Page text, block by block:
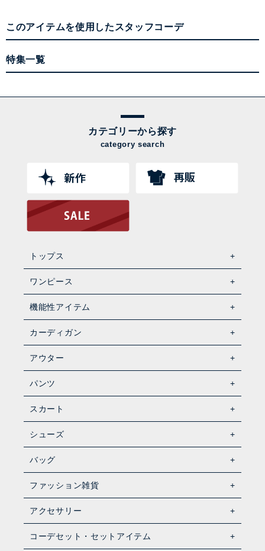
このアイテムを使用したスタッフコーデ
特集一覧
カテゴリーから探す
category search
トップス
ワンピース
機能性アイテム
カーディガン
アウター
パンツ
スカート
シューズ
バッグ
ファッション雑貨
アクセサリー
コーデセット・セットアイテム